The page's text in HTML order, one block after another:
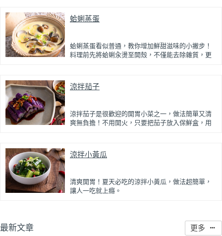
蒸好的瓜仔肉鮮嫩多汁，絞肉吸飽脆瓜醬汁的甘甜
滿濃濃古早味，帶便當、配稀飯、配白飯都好吃，
讓人忍不住多扒好幾口飯，是一道簡單又美味的經
蛤蜊蒸蛋
蛤蜊蒸蛋看似普通，教你增加鮮甜滋味的小撇步！
料理前先將蛤蜊汆燙至開殼，不僅能去除雜質，更
本普通的蒸蛋更加濃郁鮮甜。
提香，簡單調味就能襯托食材原味，是一道全家人
都會愛的家常料理。
涼拌茄子
涼拌茄子是很歡迎的開胃小菜之一，做法簡單又清
爽無負擔！不用開火，只要把茄子放入保鮮盒，用
茄子口感細緻、入口即化，再淋上蒜末、辣椒調製
味。
涼拌小黃瓜
清爽開胃！夏天必吃的涼拌小黃瓜，做法超簡單，
讓人一吃就上癮。
香中帶微甜的層次風味。一入口時小黃瓜清脆爽
口，接著蒜香與辣味慢慢釋放，清爽不膩、越吃越
最新文章 更多